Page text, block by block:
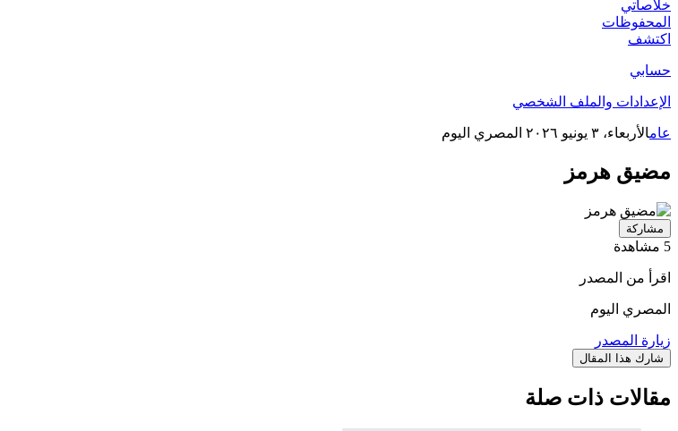
خلاصاتي
المحفوظات
اكتشف
حسابي
الإعدادات والملف الشخصي
عامالأربعاء، ٣ يونيو ٢٠٢٦ المصري اليوم
مضيق هرمز
مشاركة
5 مشاهدة
اقرأ من المصدر
المصري اليوم
زيارة المصدر
شارك هذا المقال
مقالات ذات صلة